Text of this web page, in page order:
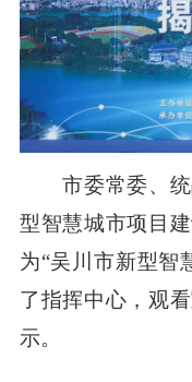
市委常委、统
型智慧城市项目
为“吴川市新型智
了指挥中心，观
示。